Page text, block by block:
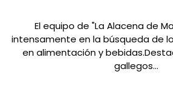
El equipo de "La Alacena de
intensamente en la búsqueda de
en alimentación y
gallegos...